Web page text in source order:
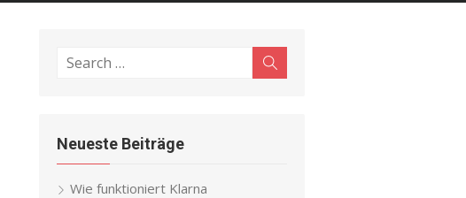
Search
Neueste Beiträge
Wie funktioniert Klarna